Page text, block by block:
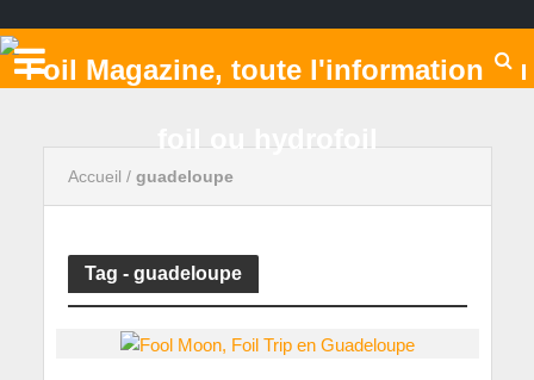
Accueil / guadeloupe
Tag - guadeloupe